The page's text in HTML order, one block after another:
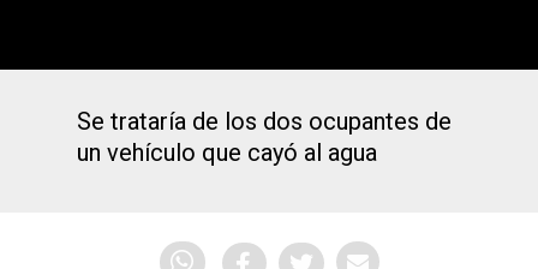
Se trataría de los dos ocupantes de
un vehículo que cayó al agua